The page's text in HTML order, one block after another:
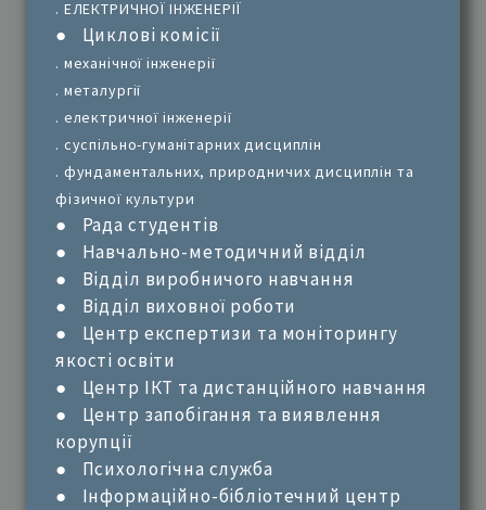
. ЕЛЕКТРИЧНОЇ ІНЖЕНЕРІЇ
● Циклові комісії
. механічної інженерії
. металургії
. електричної інженерії
. суспільно-гуманітарних дисциплін
. фундаментальних, природничих дисциплін та
фізичної культури
● Рада студентів
● Навчально-методичний відділ
● Відділ виробничого навчання
● Відділ виховної роботи
● Центр експертизи та моніторингу
якості освіти
● Центр ІКТ та дистанційного навчання
● Центр запобігання та виявлення
корупції
● Психологічна служба
●
Інформаційно-бібліотечний центр